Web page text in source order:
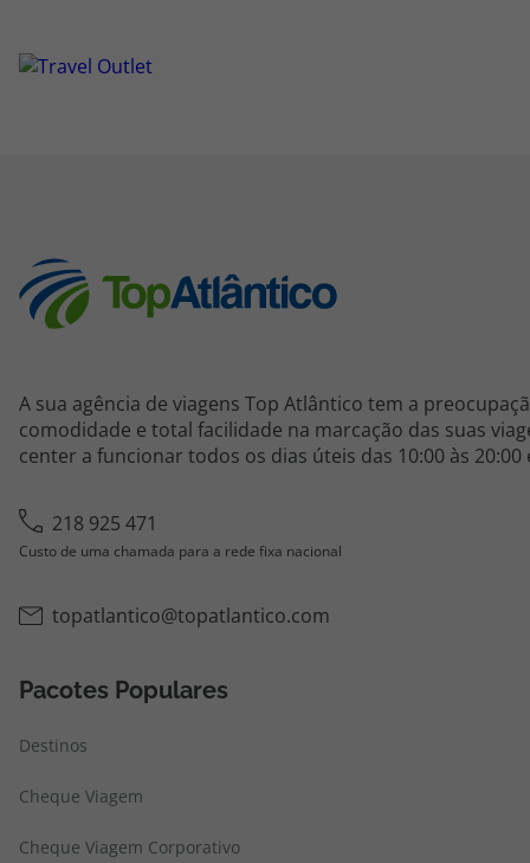
A sua agência de viagens Top Atlântico tem a
comodidade e total facilidade na marcação das suas
center a funcionar todos os dias úteis das 10:00 às 20:00
218 925 471
Custo de uma chamada para a rede fixa nacional
topatlantico@topatlantico.com
Pacotes Populares
Destinos
Cheque Viagem
Cheque Viagem Corporativo